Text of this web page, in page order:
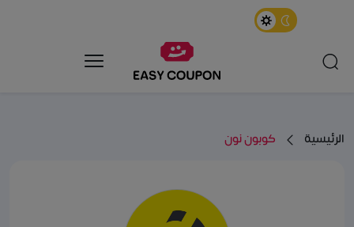
الرئيسية كوبون نون